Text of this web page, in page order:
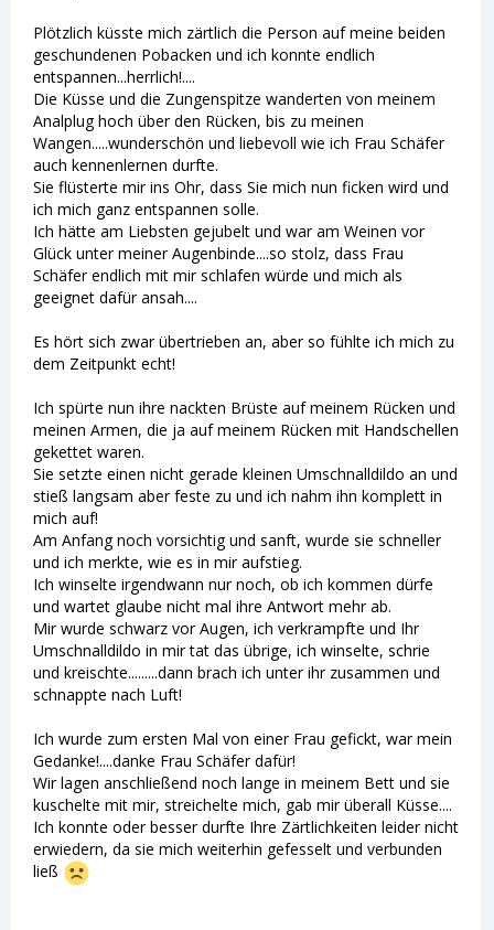
Plötzlich küsste mich zärtlich die Person auf meine beiden
geschundenen Pobacken und ich konnte endlich
entspannen...herrlich!....
Die Küsse und die Zungenspitze wanderten von meinem
Analplug hoch über den Rücken, bis zu meinen
Wangen.....wunderschön und liebevoll wie ich Frau Schäfer
auch kennenlernen durfte.
Sie flüsterte mir ins Ohr, dass Sie mich nun ficken wird und
ich mich ganz entspannen solle.
Ich hätte am Liebsten gejubelt und war am Weinen vor
Glück unter meiner Augenbinde....so stolz, dass Frau
Schäfer endlich mit mir schlafen würde und mich als
geeignet dafür ansah....
Es hört sich zwar übertrieben an, aber so fühlte ich mich zu
dem Zeitpunkt echt!
Ich spürte nun ihre nackten Brüste auf meinem Rücken und
meinen Armen, die ja auf meinem Rücken mit Handschellen
gekettet waren.
Sie setzte einen nicht gerade kleinen Umschnalldildo an und
stieß langsam aber feste zu und ich nahm ihn komplett in
mich auf!
Am Anfang noch vorsichtig und sanft, wurde sie schneller
und ich merkte, wie es in mir aufstieg.
Ich winselte irgendwann nur noch, ob ich kommen dürfe
und wartet glaube nicht mal ihre Antwort mehr ab.
Mir wurde schwarz vor Augen, ich verkrampfte und Ihr
Umschnalldildo in mir tat das übrige, ich winselte, schrie
und kreischte.........dann brach ich unter ihr zusammen und
schnappte nach Luft!
Ich wurde zum ersten Mal von einer Frau gefickt, war mein
Gedanke!....danke Frau Schäfer dafür!
Wir lagen anschließend noch lange in meinem Bett und sie
kuschelte mit mir, streichelte mich, gab mir überall Küsse....
Ich konnte oder besser durfte Ihre Zärtlichkeiten leider nicht
erwiedern, da sie mich weiterhin gefesselt und verbunden
ließ